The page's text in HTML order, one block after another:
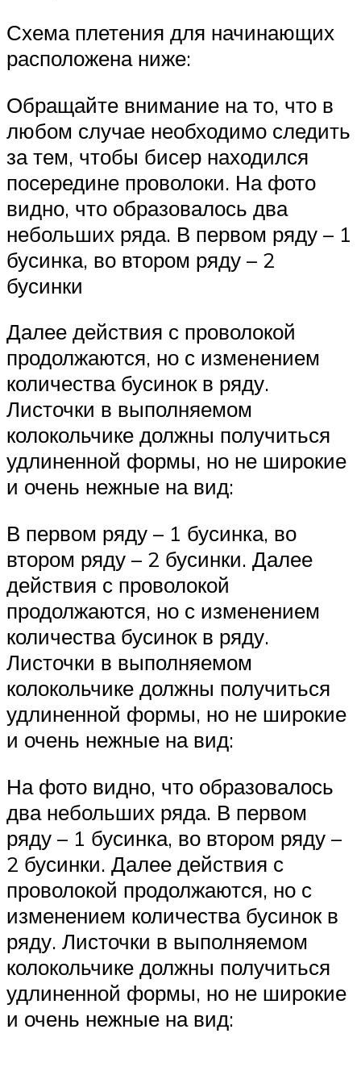
Схема плетения для начинающих
расположена ниже:
Обращайте внимание на то, что в
любом случае необходимо следить
за тем, чтобы бисер находился
посередине проволоки. На фото
видно, что образовалось два
небольших ряда. В первом ряду – 1
бусинка, во втором ряду – 2
бусинки
Далее действия с проволокой
продолжаются, но с изменением
количества бусинок в ряду.
Листочки в выполняемом
колокольчике должны получиться
удлиненной формы, но не широкие
и очень нежные на вид:
В первом ряду – 1 бусинка, во
втором ряду – 2 бусинки. Далее
действия с проволокой
продолжаются, но с изменением
количества бусинок в ряду.
Листочки в выполняемом
колокольчике должны получиться
удлиненной формы, но не широкие
и очень нежные на вид:
На фото видно, что образовалось
два небольших ряда. В первом
ряду – 1 бусинка, во втором ряду –
2 бусинки. Далее действия с
проволокой продолжаются, но с
изменением количества бусинок в
ряду. Листочки в выполняемом
колокольчике должны получиться
удлиненной формы, но не широкие
и очень нежные на вид: